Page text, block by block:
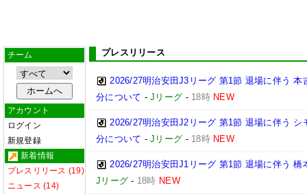
チーム
アカウント
ログイン
新規登録
新着情報
プレスリリース (19)
ニュース (14)
プレスリリース
2026/27明治安田J3リーグ 第1節 退場に伴う
分について -Jリーグ - 18時 NEW
2026/27明治安田J2リーグ 第1節 退場に伴う
分について -Jリーグ - 18時 NEW
2026/27明治安田J1リーグ 第1節 退場に伴う
Jリーグ - 18時 NEW